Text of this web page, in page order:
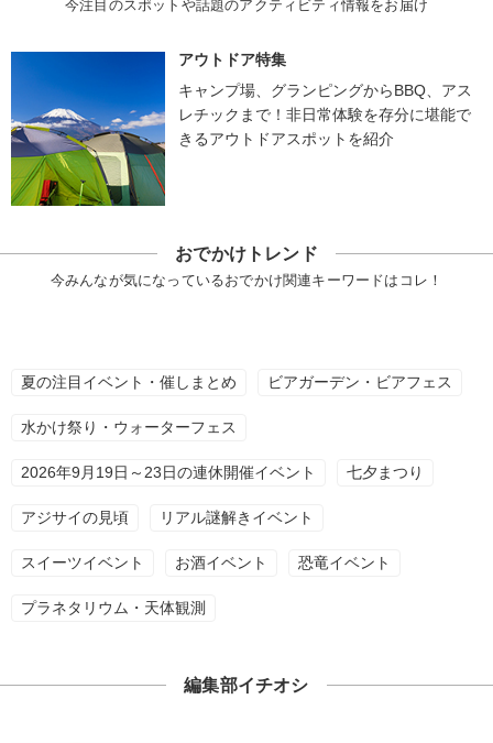
今注目のスポットや話題のアクティビティ情報をお届け
アウトドア特集
キャンプ場、グランピングからBBQ、アス
レチックまで！非日常体験を存分に堪能で
きるアウトドアスポットを紹介
おでかけトレンド
今みんなが気になっているおでかけ関連キーワードはコレ！
夏の注目イベント・催しまとめ ビアガーデン・ビアフェス
水かけ祭り・ウォーターフェス
2026年9月19日～23日の連休開催イベント 七夕まつり
アジサイの見頃 リアル謎解きイベント
スイーツイベント お酒イベント 恐竜イベント
プラネタリウム・天体観測
編集部イチオシ